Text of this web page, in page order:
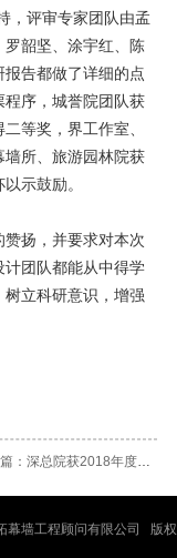
，评审专家团队由孟
韶坚、涂宇红、陈
告都做了详细的点
序，城誉院团队获
等奖，界工作室、
所、旅游园林院获
示鼓励。
扬，并要求对本次
团队都能从中得学
立科研意识，增强
： 深总院获2018年度国家科学技术奖
幕墙工程顾问有限公司 版权